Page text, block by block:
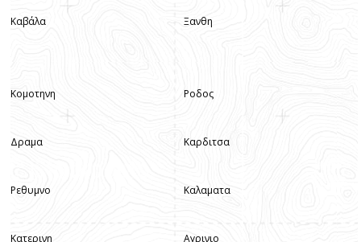
Καβάλα Ξανθη
Κομοτηνη
Δραμα
Ρεθυμνο
Κατερινη
Ροδος
Καρδιτσα
Καλαματα
Αγρινιο